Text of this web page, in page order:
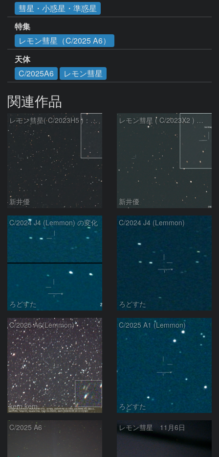
彗星・小惑星・準惑星
特集
レモン彗星（C/2025 A6）
天体
C/2025A6
レモン彗星
関連作品
レモン彗星( C/2023H5 )：2026/05/20
新井優
レモン彗星 ( C/2023X2 ) の予報位置：2026/05/29
新井優
C/2024 J4 (Lemmon) の変化
ろどすた
C/2024 J4 (Lemmon)
ろどすた
C/2025 A6(Lemmon)
kem.kem
C/2025 A1 (Lemmon)
ろどすた
C/2025 A6 レモン彗星 11月6日